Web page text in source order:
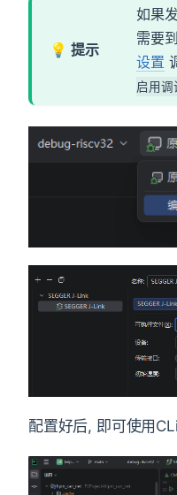
如果
需要
设置
启用调
配置好后, 即可使用